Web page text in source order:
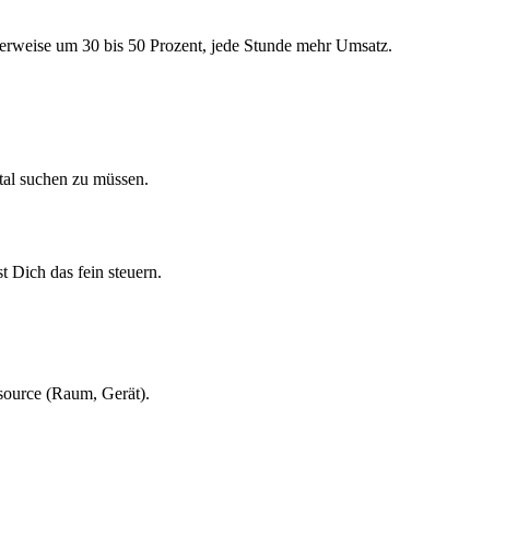
um 30 bis 50 Prozent, jede Stunde mehr Umsatz.
suchen zu müssen.
Dich das fein steuern.
(Raum, Gerät).